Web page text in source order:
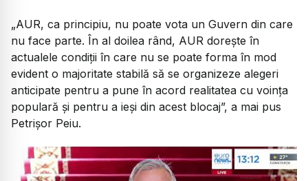
„AUR, ca principiu, nu poate vota un Guvern din care
nu face parte. În al doilea rând, AUR dorește în
actualele condiții în care nu se poate forma în mod
evident o majoritate stabilă să se organizeze alegeri
anticipate pentru a pune în acord realitatea cu voința
populară și pentru a ieși din acest blocaj”, a mai pus
Petrișor Peiu.